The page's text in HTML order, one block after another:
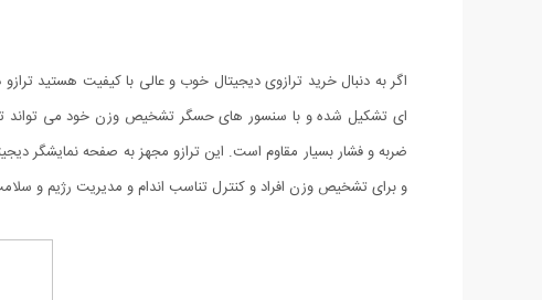
اگر به دنبال خرید ترازوی دیجیتال خوب و عالی با کیفیت هستید
و برای تشخیص وزن افراد و کنترل تناسب اندام و مدیریت رژیم و